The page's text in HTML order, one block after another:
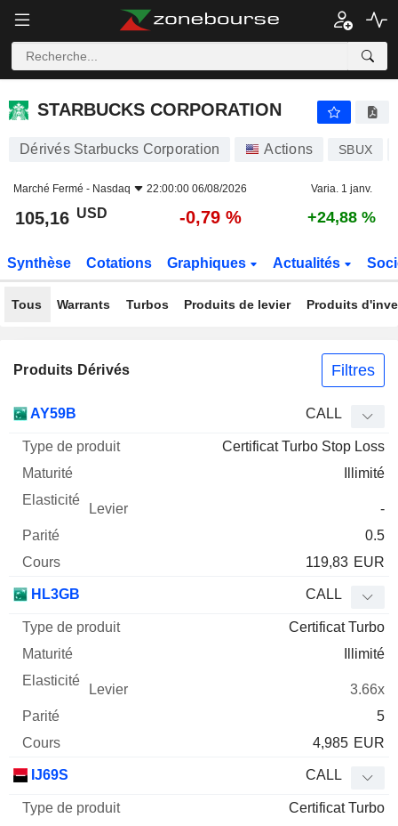
STARBUCKS CORPORATION
STARBUCKS CORPORATION
Dérivés Starbucks Corporation Actions SBUX
Marché Fermé - Nasdaq 22:00:00 06/08/2026 Varia. 1 janv.
105,16 USD -0,79 % +24,88 %
Synthèse Cotations Graphiques Actualités
Tous Warrants Turbos Produits de levier Produits
Produits Dérivés Filtres
Mnemo Type produit
Elasticité Levier Parité
AY59B CALL
Certificat Turbo Stop Loss
Illimité
-
0.5
119,83 EUR
HL3GB CALL
Certificat Turbo
Illimité
3.66x
5
4,985 EUR
IJ69S CALL
Certificat Turbo